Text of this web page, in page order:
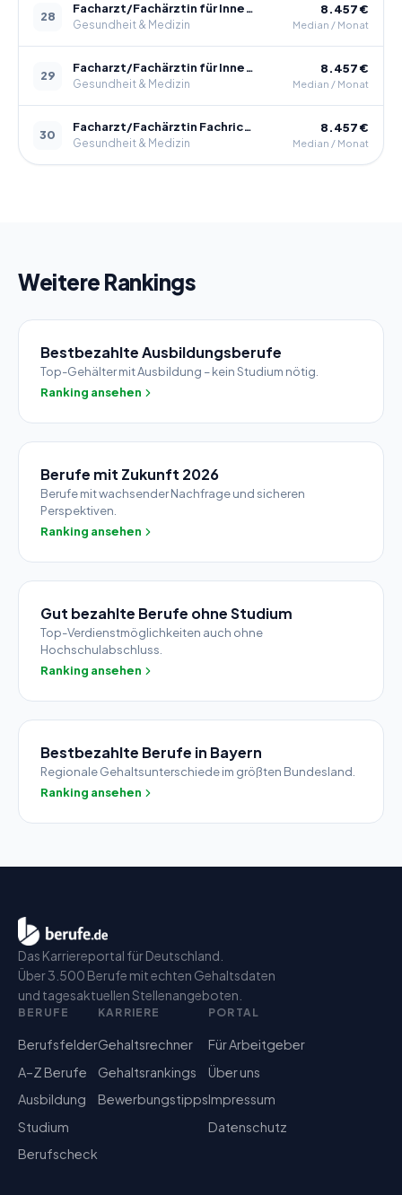
28
Facharzt/Fachärztin für Innere Medizin und Gastroenterologie
Gesundheit & Medizin
8.457 €
Median / Monat
29
Facharzt/Fachärztin für Innere Medizin und Hämatologie und Onkologie
Gesundheit & Medizin
8.457 €
Median / Monat
30
Facharzt/Fachärztin Fachrichtung Klinische Pharmakologie
Gesundheit & Medizin
8.457 €
Median / Monat
Weitere Rankings
Bestbezahlte Ausbildungsberufe
Top-Gehälter mit Ausbildung – kein Studium nötig.
Ranking ansehen
Berufe mit Zukunft 2026
Berufe mit wachsender Nachfrage und sicheren
Perspektiven.
Ranking ansehen
Gut bezahlte Berufe ohne Studium
Top-Verdienstmöglichkeiten auch ohne
Hochschulabschluss.
Ranking ansehen
Bestbezahlte Berufe in Bayern
Regionale Gehaltsunterschiede im größten Bundesland.
Ranking ansehen
Das Karriereportal für Deutschland.
Über 3.500 Berufe mit echten Gehaltsdaten
und tagesaktuellen Stellenangeboten.
BERUFE
Berufsfelder
A–Z Berufe
Ausbildung
Studium
Berufscheck
KARRIERE
Gehaltsrechner
Gehaltsrankings
Bewerbungstipps
PORTAL
Für Arbeitgeber
Über uns
Impressum
Datenschutz